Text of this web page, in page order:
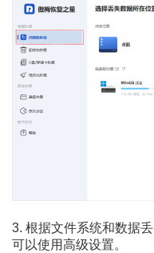
3. 根据文件系统和数据
可以使用高级设置。